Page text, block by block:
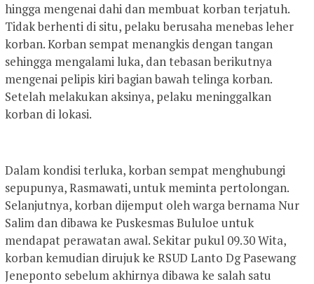
hingga mengenai dahi dan membuat korban terjatuh.
Tidak berhenti di situ, pelaku berusaha menebas leher
korban. Korban sempat menangkis dengan tangan
sehingga mengalami luka, dan tebasan berikutnya
mengenai pelipis kiri bagian bawah telinga korban.
Setelah melakukan aksinya, pelaku meninggalkan
korban di lokasi.
Dalam kondisi terluka, korban sempat menghubungi
sepupunya, Rasmawati, untuk meminta pertolongan.
Selanjutnya, korban dijemput oleh warga bernama Nur
Salim dan dibawa ke Puskesmas Bululoe untuk
mendapat perawatan awal. Sekitar pukul 09.30 Wita,
korban kemudian dirujuk ke RSUD Lanto Dg Pasewang
Jeneponto sebelum akhirnya dibawa ke salah satu